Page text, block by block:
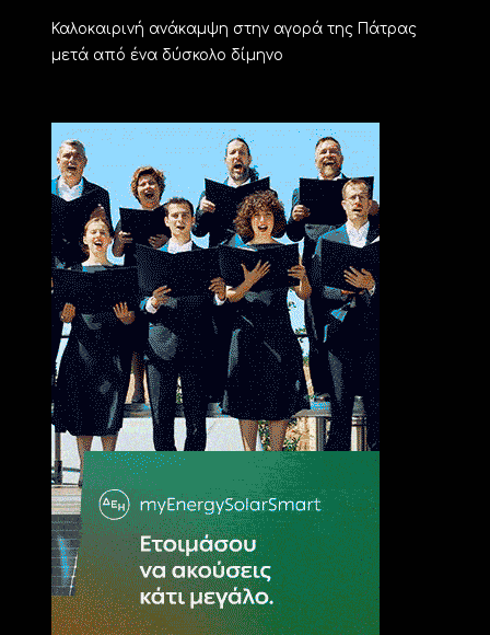
Καλοκαιρινή ανάκαμψη στην αγορά της Πάτρας
μετά από ένα δύσκολο δίμηνο